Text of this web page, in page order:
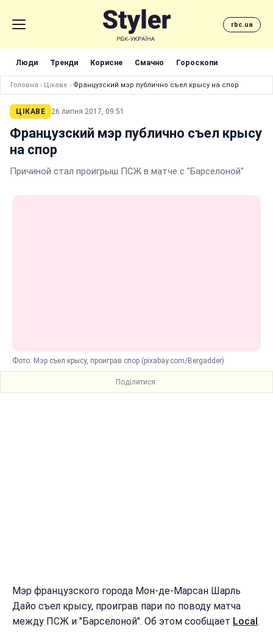
rbc.ua
Люди Тренди Корисне Смачно Гороскопи
Головна › Цікаве › Французский мэр публично съел крысу на спор
ЦІКАВЕ 26 липня 2017, 09:51
Французский мэр публично съел крысу
на спор
Причиной стал проигрыш ПСЖ в матче с "Барселоной"
Фото: Мэр съел крысу, проиграв спор (pixabay.com/Bergadder)
Поділитися:
Мэр французского города Мон-де-Марсан Шарль
Дайо съел крысу, проиграв пари по поводу матча
между ПСЖ и "Барселоной". Об этом сообщает Local .